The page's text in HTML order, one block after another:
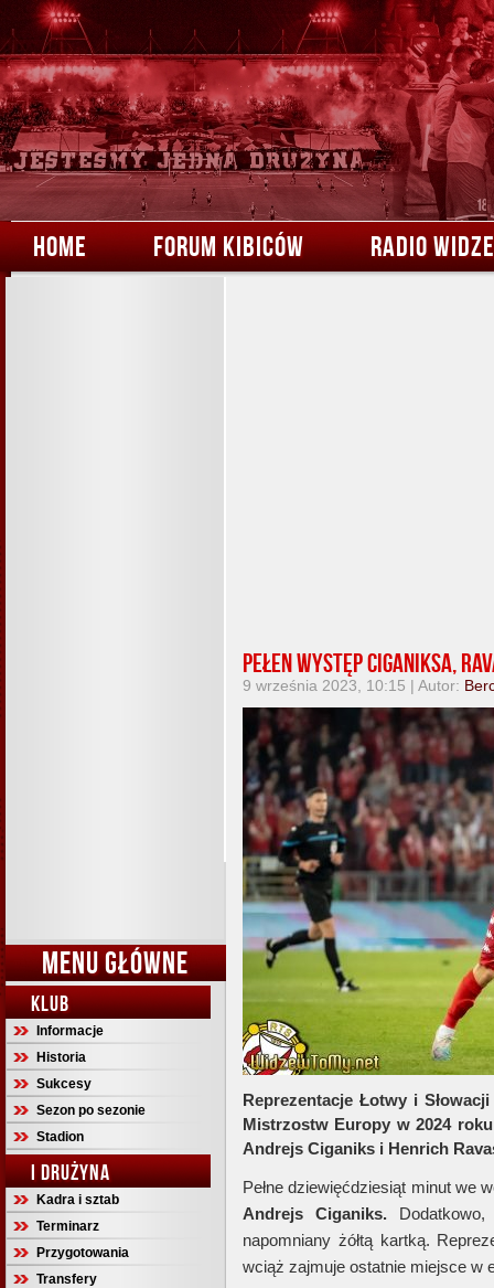
HOME FORUM KIBICÓW RADIO
MENU GŁÓWNE
KLUB
Informacje
Historia
Sukcesy
Sezon po sezonie
Stadion
I DRUŻYNA
Kadra i sztab
Terminarz
Przygotowania
Transfery
Pełen występ Ciganiksa,
9 września 2023, 10:15 | Autor:
Reprezentacje Łotwy i
Mistrzostw Europy w 2024
Andrejs Ciganiks i Henrich
Pełne dziewięćdziesiąt minut we
Andrejs Ciganiks.
napomniany żółtą kartką.
wciąż zajmuje ostatnie miejsce w